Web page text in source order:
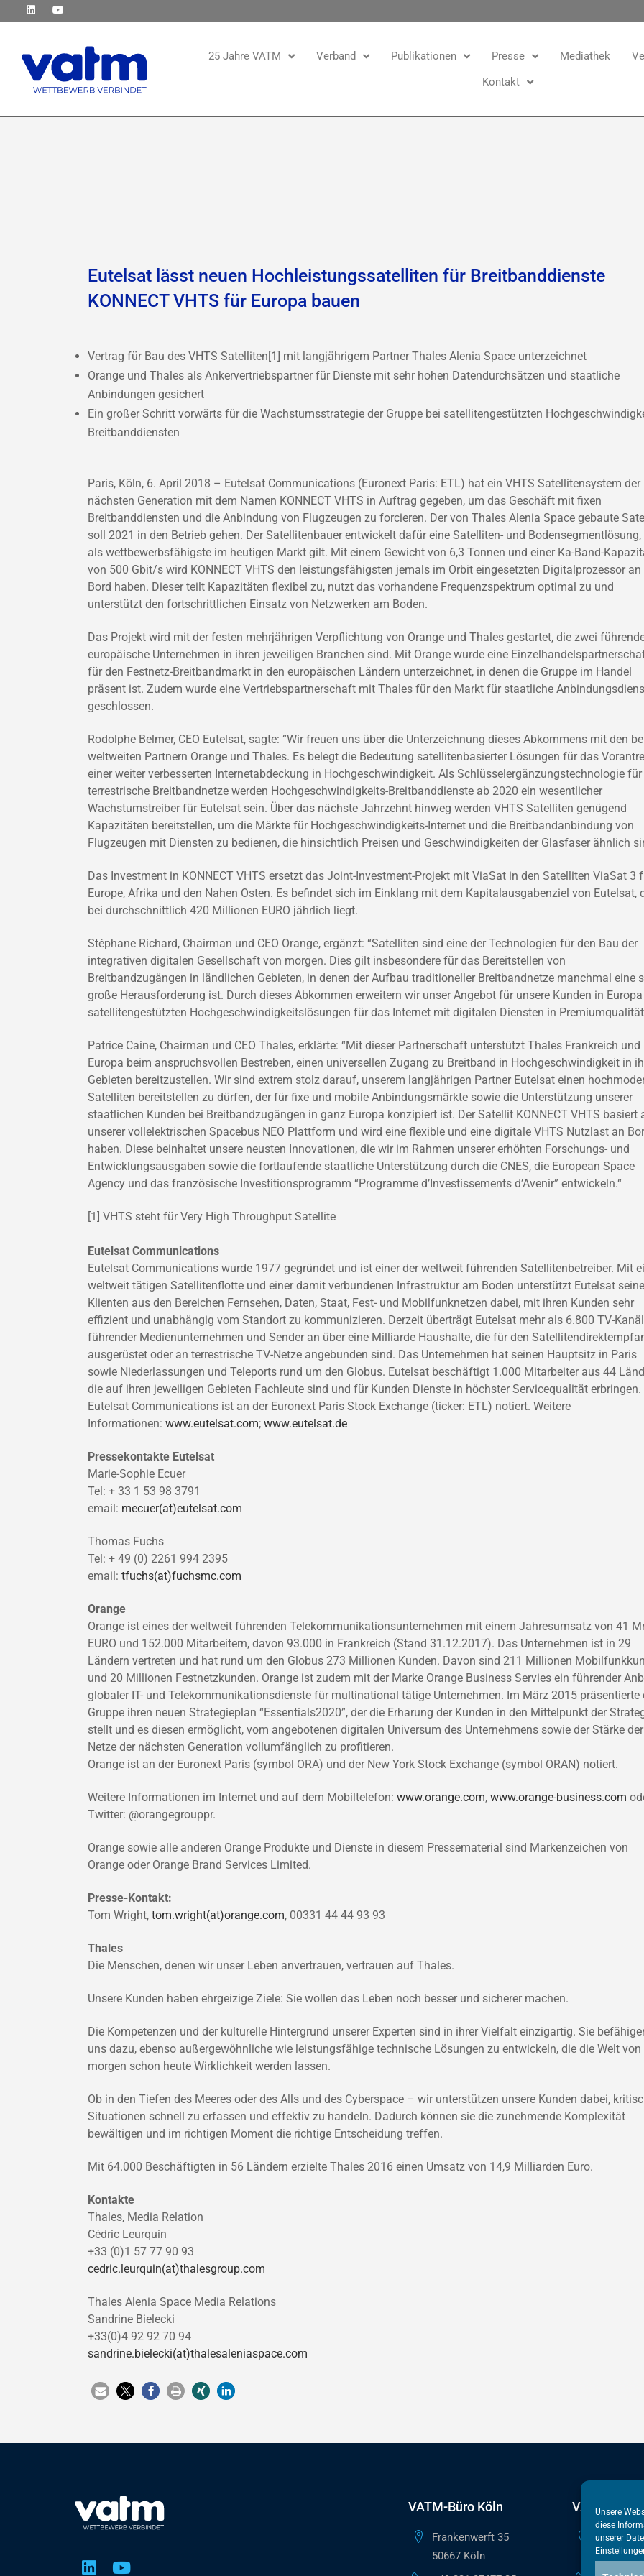
Unsere
diese
unserer
25 Jahre VATM Verband Publikationen Presse Mediathek
Kontakt
Eutelsat lässt neuen Hochleistungssatelliten für Breitbanddienste
KONNECT VHTS für Europa bauen
Vertrag für Bau des VHTS Satelliten[1] mit langjährigem Partner Thales Alenia Space unterzeichnet
Orange und Thales als Ankervertriebspartner für Dienste mit sehr hohen Datendurchsätzen und staatliche
Anbindungen gesichert
Ein großer Schritt vorwärts für die Wachstumsstrategie der Gruppe bei satellitengestützten
Breitbanddiensten
Paris, Köln, 6. April 2018 – Eutelsat Communications (Euronext Paris: ETL) hat ein VHTS Satellitensystem der
nächsten Generation mit dem Namen KONNECT VHTS in Auftrag gegeben, um das Geschäft mit fixen
Breitbanddiensten und die Anbindung von Flugzeugen zu forcieren. Der von Thales Alenia Space gebaute
soll 2021 in den Betrieb gehen. Der Satellitenbauer entwickelt dafür eine Satelliten- und Bodensegmentlösung,
als wettbewerbsfähigste im heutigen Markt gilt. Mit einem Gewicht von 6,3 Tonnen und einer Ka-Band-
von 500 Gbit/s wird KONNECT VHTS den leistungsfähigsten jemals im Orbit eingesetzten Digitalprozessor an
Bord haben. Dieser teilt Kapazitäten flexibel zu, nutzt das vorhandene Frequenzspektrum optimal zu und
unterstützt den fortschrittlichen Einsatz von Netzwerken am Boden.
Das Projekt wird mit der festen mehrjährigen Verpflichtung von Orange und Thales gestartet, die zwei
europäische Unternehmen in ihren jeweiligen Branchen sind. Mit Orange wurde eine
für den Festnetz-Breitbandmarkt in den europäischen Ländern unterzeichnet, in denen die Gruppe im Handel
präsent ist. Zudem wurde eine Vertriebspartnerschaft mit Thales für den Markt für staatliche
geschlossen.
Rodolphe Belmer, CEO Eutelsat, sagte: “Wir freuen uns über die Unterzeichnung dieses Abkommens mit den
weltweiten Partnern Orange und Thales. Es belegt die Bedeutung satellitenbasierter Lösungen für das
einer weiter verbesserten Internetabdeckung in Hochgeschwindigkeit. Als Schlüsselergänzungstechnologie für
terrestrische Breitbandnetze werden Hochgeschwindigkeits-Breitbanddienste ab 2020 ein wesentlicher
Wachstumstreiber für Eutelsat sein. Über das nächste Jahrzehnt hinweg werden VHTS Satelliten genügend
Kapazitäten bereitstellen, um die Märkte für Hochgeschwindigkeits-Internet und die Breitbandanbindung von
Flugzeugen mit Diensten zu bedienen, die hinsichtlich Preisen und Geschwindigkeiten der Glasfaser ähnlich
Das Investment in KONNECT VHTS ersetzt das Joint-Investment-Projekt mit ViaSat in den Satelliten ViaSat 3
Europe, Afrika und den Nahen Osten. Es befindet sich im Einklang mit dem Kapitalausgabenziel von Eutelsat,
bei durchschnittlich 420 Millionen EURO jährlich liegt.
Stéphane Richard, Chairman und CEO Orange, ergänzt: “Satelliten sind eine der Technologien für den Bau der
integrativen digitalen Gesellschaft von morgen. Dies gilt insbesondere für das Bereitstellen von
Breitbandzugängen in ländlichen Gebieten, in denen der Aufbau traditioneller Breitbandnetze manchmal eine
große Herausforderung ist. Durch dieses Abkommen erweitern wir unser Angebot für unsere Kunden in
satellitengestützten Hochgeschwindigkeitslösungen für das Internet mit digitalen Diensten in
Patrice Caine, Chairman und CEO Thales, erklärte: “Mit dieser Partnerschaft unterstützt Thales Frankreich und
Europa beim anspruchsvollen Bestreben, einen universellen Zugang zu Breitband in Hochgeschwindigkeit in
Gebieten bereitzustellen. Wir sind extrem stolz darauf, unserem langjährigen Partner Eutelsat einen
Satelliten bereitstellen zu dürfen, der für fixe und mobile Anbindungsmärkte sowie die Unterstützung unserer
staatlichen Kunden bei Breitbandzugängen in ganz Europa konzipiert ist. Der Satellit KONNECT VHTS basiert
unserer vollelektrischen Spacebus NEO Plattform und wird eine flexible und eine digitale VHTS Nutzlast an
haben. Diese beinhaltet unsere neusten Innovationen, die wir im Rahmen unserer erhöhten Forschungs- und
Entwicklungsausgaben sowie die fortlaufende staatliche Unterstützung durch die CNES, die European Space
Agency und das französische Investitionsprogramm “Programme d’Investissements d’Avenir” entwickeln.“
[1] VHTS steht für Very High Throughput Satellite
Eutelsat Communications
Eutelsat Communications wurde 1977 gegründet und ist einer der weltweit führenden Satellitenbetreiber. Mit
weltweit tätigen Satellitenflotte und einer damit verbundenen Infrastruktur am Boden unterstützt Eutelsat seine
Klienten aus den Bereichen Fernsehen, Daten, Staat, Fest- und Mobilfunknetzen dabei, mit ihren Kunden sehr
effizient und unabhängig vom Standort zu kommunizieren. Derzeit überträgt Eutelsat mehr als 6.800 TV-
führender Medienunternehmen und Sender an über eine Milliarde Haushalte, die für den
ausgerüstet oder an terrestrische TV-Netze angebunden sind. Das Unternehmen hat seinen Hauptsitz in Paris
sowie Niederlassungen und Teleports rund um den Globus. Eutelsat beschäftigt 1.000 Mitarbeiter aus 44
die auf ihren jeweiligen Gebieten Fachleute sind und für Kunden Dienste in höchster Servicequalität erbringen.
Eutelsat Communications ist an der Euronext Paris Stock Exchange (ticker: ETL) notiert. Weitere
Informationen: www.eutelsat.com; www.eutelsat.de
Pressekontakte Eutelsat
Marie-Sophie Ecuer
Tel: + 33 1 53 98 3791
email: mecuer(at)eutelsat.com
Thomas Fuchs
Tel: + 49 (0) 2261 994 2395
email: tfuchs(at)fuchsmc.com
Orange
Orange ist eines der weltweit führenden Telekommunikationsunternehmen mit einem Jahresumsatz von 41
EURO und 152.000 Mitarbeitern, davon 93.000 in Frankreich (Stand 31.12.2017). Das Unternehmen ist in 29
Ländern vertreten und hat rund um den Globus 273 Millionen Kunden. Davon sind 211 Millionen
und 20 Millionen Festnetzkunden. Orange ist zudem mit der Marke Orange Business Servies ein führender
globaler IT- und Telekommunikationsdienste für multinational tätige Unternehmen. Im März 2015 präsentierte
Gruppe ihren neuen Strategieplan “Essentials2020”, der die Erharung der Kunden in den Mittelpunkt der
stellt und es diesen ermöglicht, vom angebotenen digitalen Universum des Unternehmens sowie der Stärke der
Netze der nächsten Generation vollumfänglich zu profitieren.
Orange ist an der Euronext Paris (symbol ORA) und der New York Stock Exchange (symbol ORAN) notiert.
Weitere Informationen im Internet und auf dem Mobiltelefon: www.orange.com, www.orange-business.com
Twitter: @orangegrouppr.
Orange sowie alle anderen Orange Produkte und Dienste in diesem Pressematerial sind Markenzeichen von
Orange oder Orange Brand Services Limited.
Presse-Kontakt:
Tom Wright, tom.wright(at)orange.com, 00331 44 44 93 93
Thales
Die Menschen, denen wir unser Leben anvertrauen, vertrauen auf Thales.
Unsere Kunden haben ehrgeizige Ziele: Sie wollen das Leben noch besser und sicherer machen.
Die Kompetenzen und der kulturelle Hintergrund unserer Experten sind in ihrer Vielfalt einzigartig. Sie
uns dazu, ebenso außergewöhnliche wie leistungsfähige technische Lösungen zu entwickeln, die die Welt von
morgen schon heute Wirklichkeit werden lassen.
Ob in den Tiefen des Meeres oder des Alls und des Cyberspace – wir unterstützen unsere Kunden dabei,
Situationen schnell zu erfassen und effektiv zu handeln. Dadurch können sie die zunehmende Komplexität
bewältigen und im richtigen Moment die richtige Entscheidung treffen.
Mit 64.000 Beschäftigten in 56 Ländern erzielte Thales 2016 einen Umsatz von 14,9 Milliarden Euro.
Kontakte
Thales, Media Relation
Cédric Leurquin
+33 (0)1 57 77 90 93
cedric.leurquin(at)thalesgroup.com
Thales Alenia Space Media Relations
Sandrine Bielecki
+33(0)4 92 92 70 94
sandrine.bielecki(at)thalesaleniaspace.com
VATM-Büro Köln
Frankenwerft 35
50667 Köln
VATM-
10117